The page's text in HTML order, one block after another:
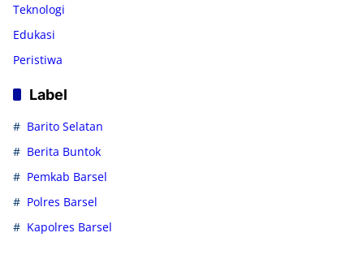
Teknologi
Edukasi
Peristiwa
Label
Barito Selatan
Berita Buntok
Pemkab Barsel
Polres Barsel
Kapolres Barsel